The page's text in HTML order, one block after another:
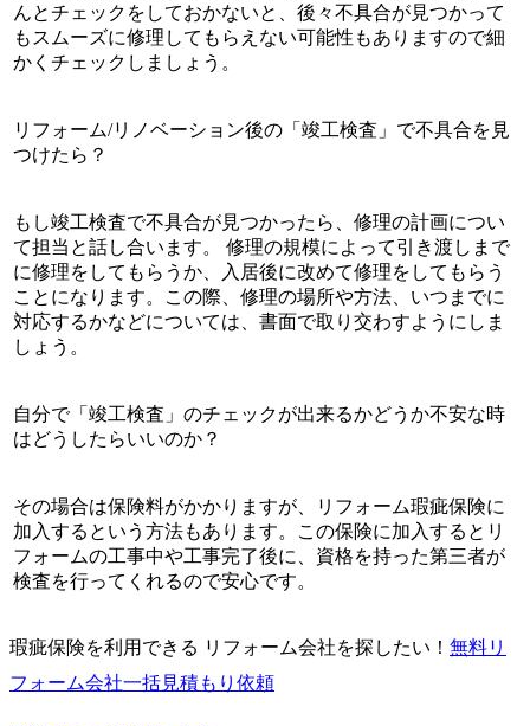
んとチェックをしておかないと、後々不具合が見つかって
もスムーズに修理してもらえない可能性もありますので細
かくチェックしましょう。
リフォーム/リノベーション後の「竣工検査」で不具合を見
つけたら？
もし竣工検査で不具合が見つかったら、修理の計画につい
て担当と話し合います。 修理の規模によって引き渡しまで
に修理をしてもらうか、入居後に改めて修理をしてもらう
ことになります。この際、修理の場所や方法、いつまでに
対応するかなどについては、書面で取り交わすようにしま
しょう。
自分で「竣工検査」のチェックが出来るかどうか不安な時
はどうしたらいいのか？
その場合は保険料がかかりますが、リフォーム瑕疵保険に
加入するという方法もあります。この保険に加入するとリ
フォームの工事中や工事完了後に、資格を持った第三者が
検査を行ってくれるので安心です。
瑕疵保険を利用できる リフォーム会社を探したい！ 無料リ
フォーム会社一括見積もり依頼